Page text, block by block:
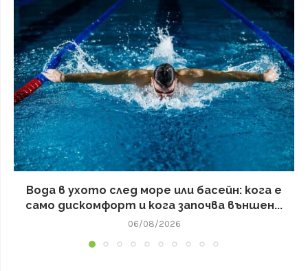
Вода в ухото след море или басейн: кога е
само дискомфорт и кога започва външен...
06/08/2026